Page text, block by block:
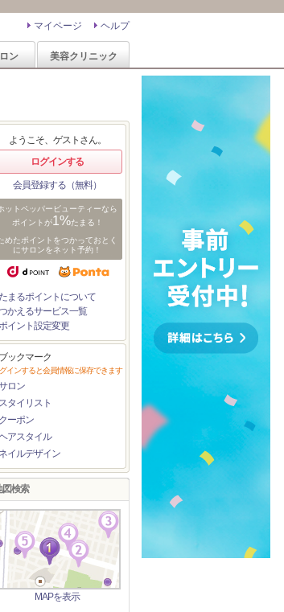
ヘルプ
マイページ
ン 美容クリニック
ようこそ、ゲストさん。
ログインする
会員登録する（無料）
ットペッパービューティーなら
ポイントが1%たまる！
めたポイントをつかっておとく
にサロンをネット予約！
たまるポイントについて
かえるサービス一覧
イント設定変更
ブックマーク
インすると会員情報に保存できます
ロン
スタイリスト
クーポン
アスタイル
ネイルデザイン
図検索
MAPを表示